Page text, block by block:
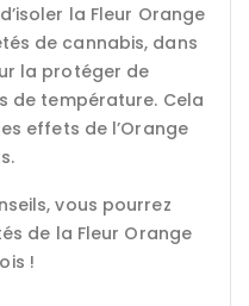
la Fleur Orange
de cannabis, dans
la protéger de
de température. Cela
effets de l’Orange
vous pourrez
de la Fleur Orange
!